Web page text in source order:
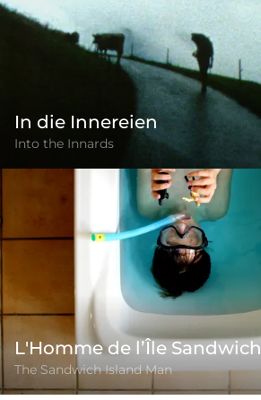
In die Innereien
Into the Innards
L'Homme de l’Île Sandwich
The Sandwich Island Man